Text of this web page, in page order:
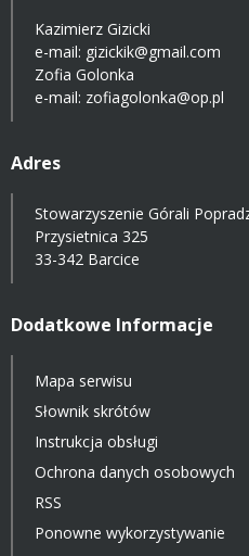
Kazimierz Gizicki
e-mail: gizickik@gmail.com
Zofia Golonka
e-mail: zofiagolonka@op.pl
Adres
Stowarzyszenie Górali
Przysietnica 325
33-342 Barcice
Dodatkowe Informacje
Mapa serwisu
Słownik skrótów
Instrukcja obsługi
Ochrona danych osobowych
RSS
Ponowne wykorzystywanie